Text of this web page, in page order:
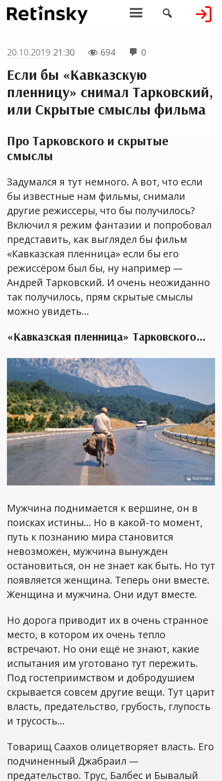
 
20.10.2019 21:30  694  0
Если бы «Кавказскую
пленницу» снимал Тарковский,
или Скрытые смыслы фильма
Про Тарковского и скрытые
смыслы
Задумался я тут немного. А вот, что если
бы известные нам фильмы, снимали
другие режиссеры, что бы получилось?
Включил я режим фантазии и попробовал
представить, как выглядел бы фильм
«Кавказская пленница» если бы его
режиссёром был бы, ну например —
Андрей Тарковский. И очень неожиданно
так получилось, прям скрытые смыслы
можно увидеть…
«Кавказская пленница» Тарковского…
Мужчина поднимается к вершине, он в
поисках истины… Но в какой-то момент,
путь к познанию мира становится
невозможен, мужчина вынужден
остановиться, он не знает как быть. Но тут
появляется женщина. Теперь они вместе.
Женщина и мужчина. Они идут вместе.
Но дорога приводит их в очень странное
место, в котором их очень тепло
встречают. Но они ещё не знают, какие
испытания им уготовано тут пережить.
Под гостеприимством и добродушием
скрывается совсем другие вещи. Тут царит
власть, предательство, грубость, глупость
и трусость…
Товарищ Саахов олицетворяет власть. Его
подчиненный Джабраил —
предательство. Трус, Балбес и Бывалый